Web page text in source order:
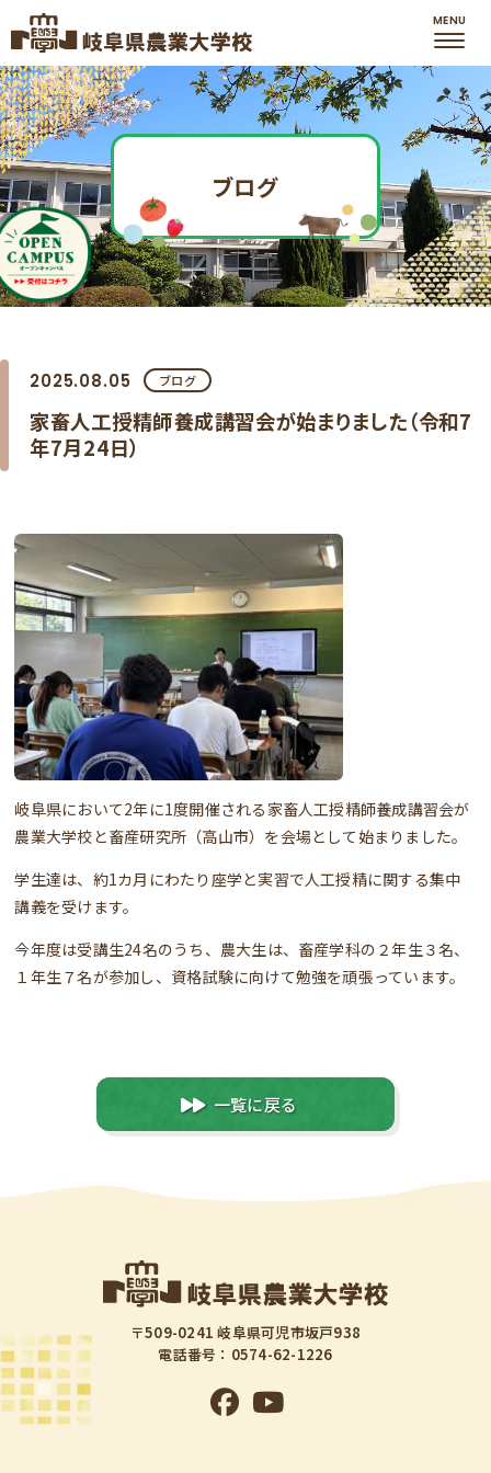
ブログ
2025.08.05 ブログ
​家畜人工授精師養成講習会が始まりました（令和7
年7月24日）
岐阜県において2年に1度開催される家畜人工授精師養成講習会が
農業大学校と畜産研究所（高山市）を会場として始まりました。
学生達は、約1カ月にわたり座学と実習で人工授精に関する集中
講義を受けます。
今年度は受講生24名のうち、農大生は、畜産学科の２年生３名、
１年生７名が参加し、資格試験に向けて勉強を頑張っています。
一覧に戻る
〒509-0241 岐阜県可児市坂戸938
電話番号：0574-62-1226